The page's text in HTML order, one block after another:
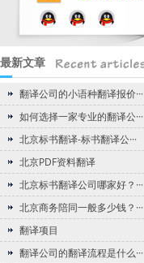
最新文章
翻译公司的小语种翻译报价···
如何选择一家专业的翻译公···
北京标书翻译-标书翻译公···
北京PDF资料翻译
北京标书翻译公司哪家好？···
北京商务陪同一般多少钱？···
翻译项目
翻译公司的翻译流程是什么···